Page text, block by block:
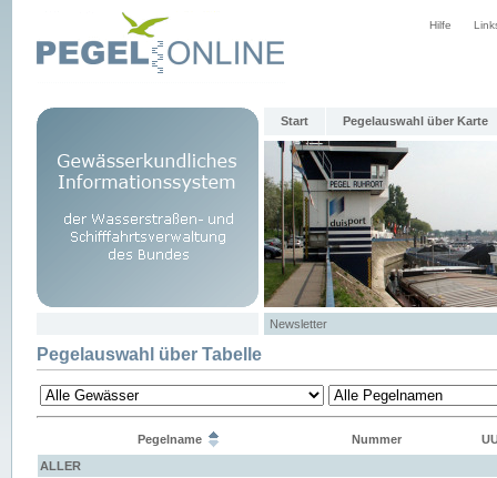
Hilfe
Start Pegelauswahl über Karte
Newsletter
Pegelauswahl über Tabelle
Pegelname Nummer
ALLER